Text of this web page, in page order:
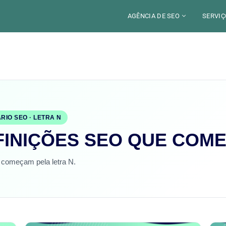
AGÊNCIA DE SEO
SEO · LETRA N
SEO QUE
começam pela letra N.